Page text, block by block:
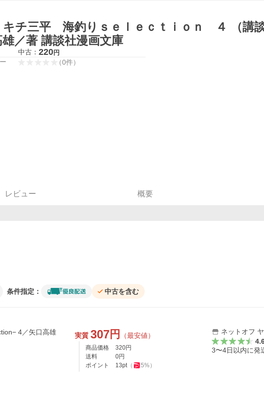
キチ三平 海釣りｓｅｌｅｃｔｉｏｎ ４ （講
／著 講談社漫画文庫
中古： 220円
（0件）
レビュー 概要
条件指定： 中古を含む
4／矢口高雄 実質 307円 （最安値）
商品価格 320円
送料
0円
ポイント
13pt（ 5%）
ネットオフ
3〜4日以内に発